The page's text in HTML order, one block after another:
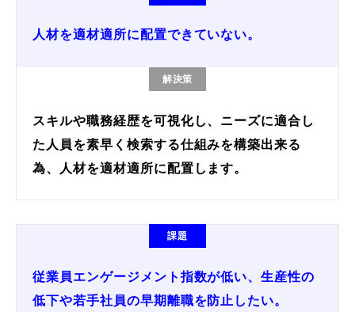
人材を適材適所に配置できていない。
解決策
スキルや職務経歴を可視化し、ニーズに適合し
た人員を素早く検索する仕組みを構築出来る
為、人材を適材適所に配置します。
課題
従業員エンゲージメント指数が低い、生産性の
低下や若手社員の早期離職を防止したい。